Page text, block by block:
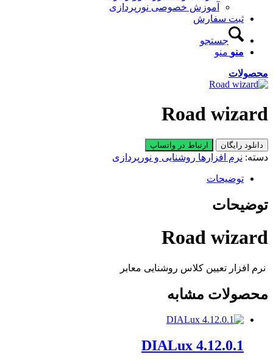
آموزش خصوصی نورپردازی
ثبت سفارش
جستجو
منو منو
محصولات
Road wizard
دانلود رایگان ارتباط در واتساپ
دسته: نرم افزارها روشنایی و نورپردازی
توضیحات
توضیحات
Road wizard
نرم افزار تعیین کلاس روشنایی معابر
محصولات مشابه
DIALux 4.12.0.1